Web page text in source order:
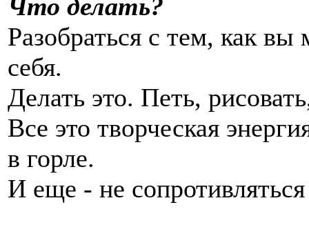
Что делать?
Разобраться с тем, как
себя.
Делать это. Петь,
Все это творческая
в горле.
И еще - не